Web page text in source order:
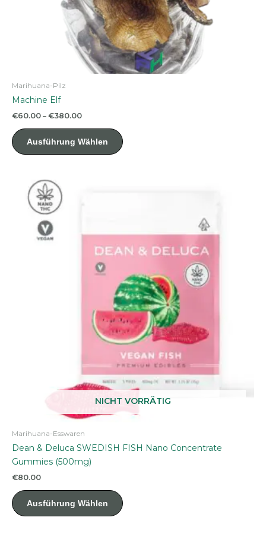
Marihuana-Pilz
Machine Elf
€60.00 – €380.00Preisspanne:
€380.00
Ausführung Wählen
Produkt
auf
Produktseite
gewählt
werden
NICHT VORRÄTIG
Marihuana-Esswaren
Dean & Deluca SWEDISH FISH Nano Concentrate
Gummies (500mg)
€80.00
Ausführung Wählen
Produkt